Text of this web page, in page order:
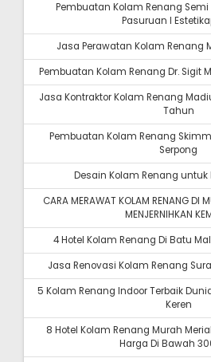
Pembuatan Kolam Renang Semi
Pasuruan I
Jasa Perawatan Kolam Renang
Pembuatan Kolam Renang Dr. Sigit
Jasa Kontraktor Kolam Renang
Tahun
Pembuatan Kolam Renang
Serpong
Desain Kolam Renang untuk
CARA MERAWAT KOLAM RENANG DI
MENJERNIHKAN
4 Hotel Kolam Renang Di Batu
Jasa Renovasi Kolam Renang
5 Kolam Renang Indoor Terbaik
Keren
8 Hotel Kolam Renang Murah
Harga Di Bawah